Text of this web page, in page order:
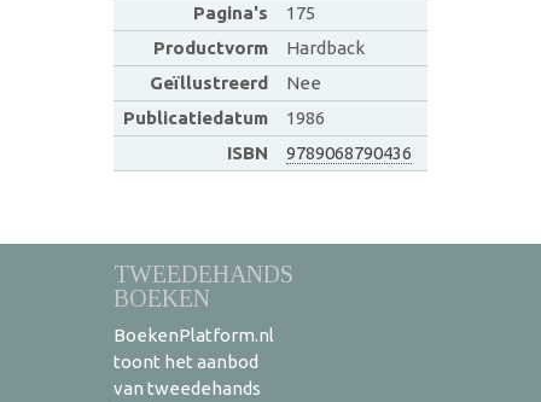
Pagina's
175
Productvorm
Hardback
Geïllustreerd
Nee
Publicatiedatum
1986
ISBN
9789068790436
TWEEDEHANDS
BOEKEN
BoekenPlatform.nl
toont het aanbod
van tweedehands